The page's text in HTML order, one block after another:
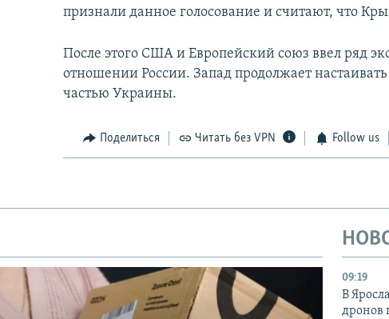
признали данное голосование и считают, что
После этого США и Европейский союз ввел ряд
отношении России. Запад продолжает
частью Украины.
Поделиться Читать без VPN Follow us
09:19
В
дронов